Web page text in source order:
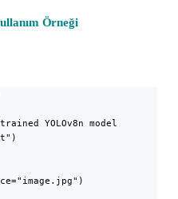
Örneği
YOLOv8n model